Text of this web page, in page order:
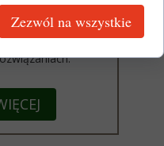
z parami w nurcie
TSR, Coach
Zezwól na wszystkie